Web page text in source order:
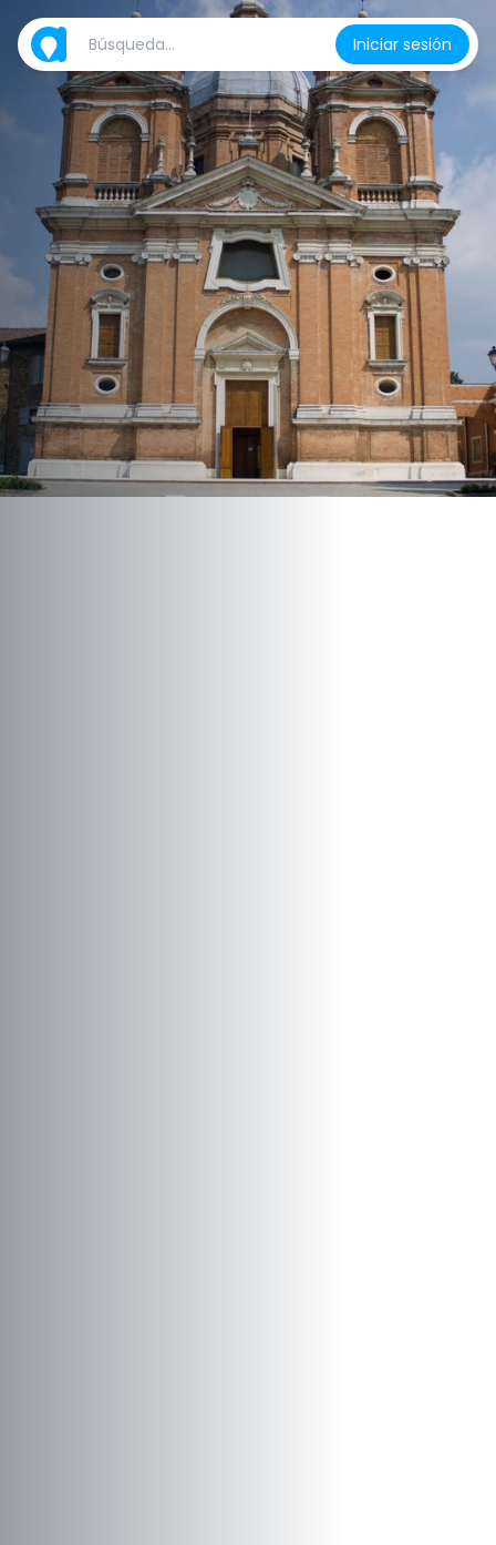
Iniciar sesión